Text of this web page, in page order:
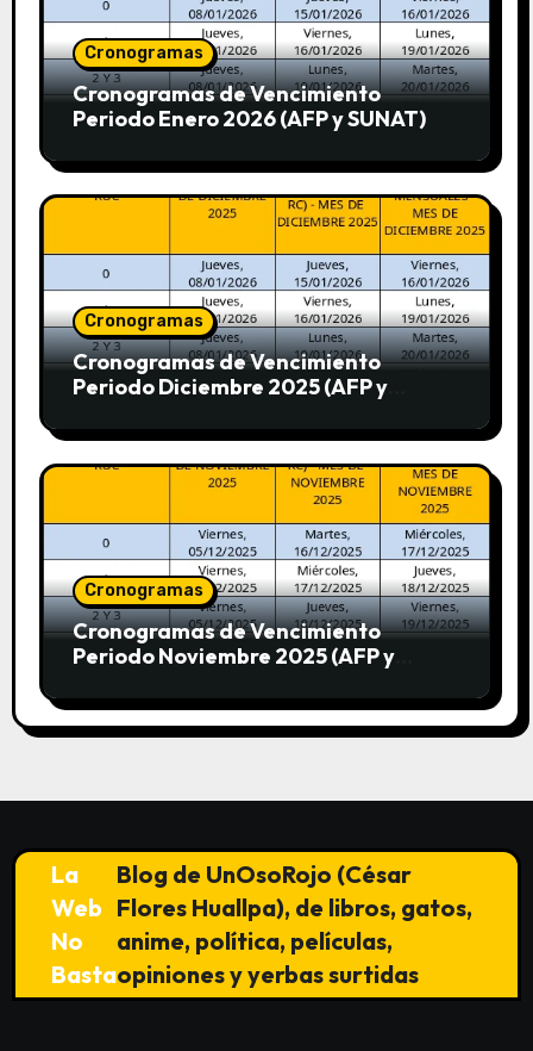
Cronogramas
Cronogramas de Vencimiento
Periodo Enero 2026 (AFP y SUNAT)
Cronogramas
Cronogramas de Vencimiento
Periodo Diciembre 2025 (AFP y
Cronogramas
Cronogramas de Vencimiento
Periodo Noviembre 2025 (AFP y
La
Web
No
Basta
Blog de UnOsoRojo (César
Flores Huallpa), de libros, gatos,
anime, política, películas,
opiniones y yerbas surtidas